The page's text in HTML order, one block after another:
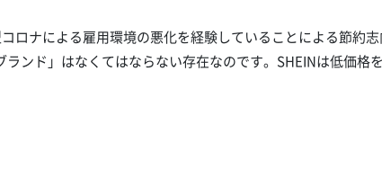
ロナによる雇用環境の悪化を経験していることによる節約
ンド」はなくてはならない存在なのです。SHEINは低価格